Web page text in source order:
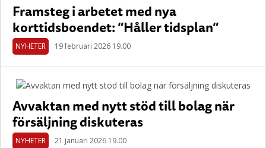
Framsteg i arbetet med nya
korttidsboendet: ”Håller tidsplan”
NYHETER 19 februari 2026 19.00
Avvaktan med nytt stöd till bolag när
försäljning diskuteras
NYHETER 21 januari 2026 19.00